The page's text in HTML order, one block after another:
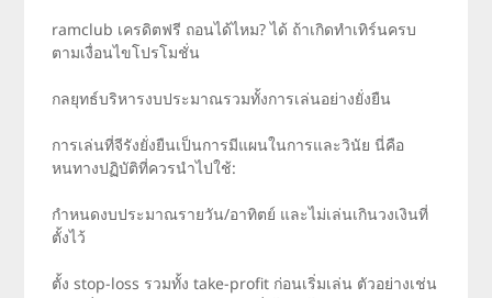
ramclub เครดิตฟรี ถอนได้ไหม? ได้ ถ้าเกิดทำเทิร์นครบ
ตามเงื่อนไขโปรโมชั่น
กลยุทธ์บริหารงบประมาณรวมทั้งการเล่นอย่างยั่งยืน
การเล่นที่จีรังยั่งยืนเป็นการมีแผนในการและวินัย นี่คือ
หนทางปฏิบัติที่ควรนำไปใช้:
กำหนดงบประมาณรายวัน/อาทิตย์ และไม่เล่นเกินวงเงินที่
ตั้งไว้
ตั้ง stop-loss รวมทั้ง take-profit ก่อนเริ่มเล่น ตัวอย่างเช่น